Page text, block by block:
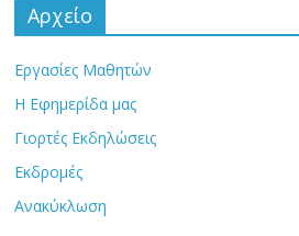
Αρχείο
Εργασίες Μαθητών
Η Εφημερίδα μας
Γιορτές Εκδηλώσεις
Εκδρομές
Ανακύκλωση